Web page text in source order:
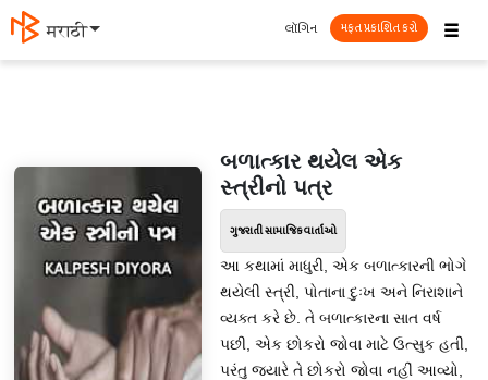
मराठी ☰
લૉગિન મફત પ્રકાશિત કરો
બળાત્કાર થયેલ એક
સ્ત્રીનો પત્ર
ગુજરાતી સામાજિક વાર્તાઓ
આ કથામાં માધુરી, એક બળાત્કારની ભોગે
થયેલી સ્ત્રી, પોતાના દુઃખ અને નિરાશાને
વ્યક્ત કરે છે. તે બળાત્કારના સાત વર્ષ
પછી, એક છોકરો જોવા માટે ઉત્સુક હતી,
પરંતુ જયારે તે છોકરો જોવા નહીં આવ્યો,